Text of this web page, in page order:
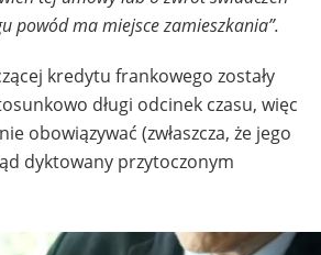
powód ma miejsce zamieszkania”.
kredytu frankowego zostały
długi odcinek czasu, więc
obowiązywać (zwłaszcza, że jego
dyktowany przytoczonym